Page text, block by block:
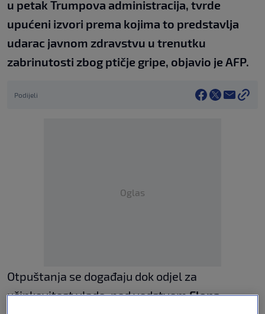
u petak Trumpova administracija, tvrde
upućeni izvori prema kojima to predstavlja
udarac javnom zdravstvu u trenutku
zabrinutosti zbog ptičje gripe, objavio je AFP.
Podijeli
Oglas
Otpuštanja se događaju dok odjel za
učinkovitost vlade, pod vodstvomElona